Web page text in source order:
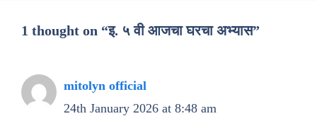
1 thought on “इ. ५ वी आजचा घरचा अभ्यास”
mitolyn official
24th January 2026 at 8:48 am